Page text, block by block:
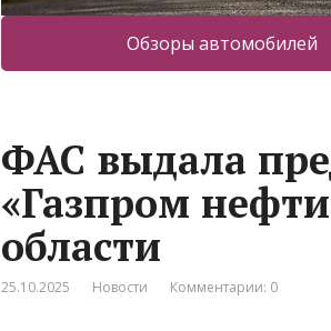
Обзоры автомобилей
ФАС выдала
«Газпром
области
25.10.2025 Новости Комментарии: 0